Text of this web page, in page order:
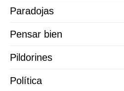
Paradojas
Pensar bien
Pildorines
Política